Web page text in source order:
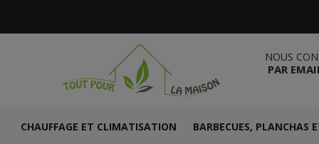
NOUS
PAR
CHAUFFAGE ET CLIMATISATION BARBECUES, PLANCHAS